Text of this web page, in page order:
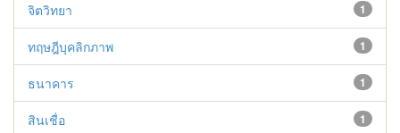
1
จิตวิทยา
1
ทฤษฎีบุคลิกภาพ
1
ธนาคาร
1
สินเชื่อ